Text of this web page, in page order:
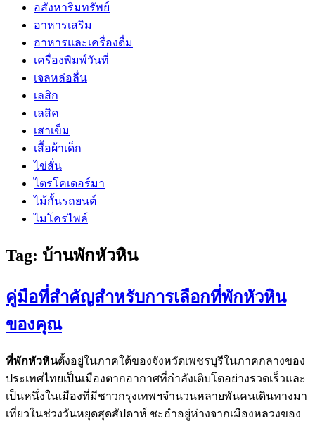
อสังหาริมทรัพย์
อาหารเสริม
อาหารและเครื่องดื่ม
เครื่องพิมพ์วันที่
เจลหล่อลื่น
เลสิก
เลสิค
เสาเข็ม
เสื้อผ้าเด็ก
ไข่สั่น
ไตรโคเดอร์มา
ไม้กั้นรถยนต์
ไมโครไพล์
Tag: บ้านพักหัวหิน
คู่มือที่สำคัญสำหรับการเลือกที่พักหัวหิน
ของคุณ
ที่พักหัวหินตั้งอยู่ในภาคใต้ของจังหวัดเพชรบุรีในภาคกลางของ
ประเทศไทยเป็นเมืองตากอากาศที่กำลังเติบโตอย่างรวดเร็วและ
เป็นหนึ่งในเมืองที่มีชาวกรุงเทพฯจำนวนหลายพันคนเดินทางมา
เที่ยวในช่วงวันหยุดสุดสัปดาห์ ชะอำอยู่ห่างจากเมืองหลวงของ